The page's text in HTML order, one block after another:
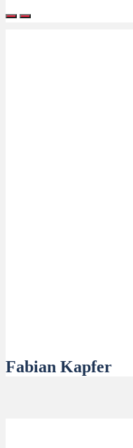
Fabian Kapfer